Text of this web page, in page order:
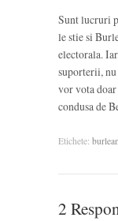
Sunt lucruri
le stie si
electorala.
suporterii, nu
vor vota
condusa de
Etichete:
2